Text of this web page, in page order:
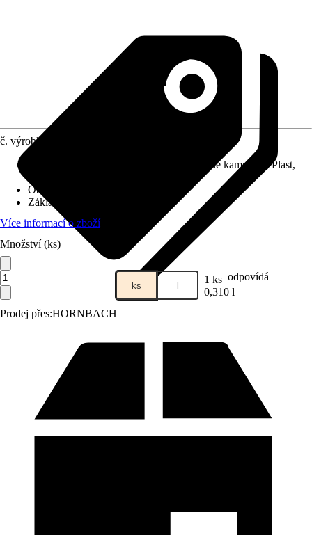
Prodej přes:HORNBACH
č. výrobku
Keramika, Obklady z jemné kameniny, Plast,
Oblast využití
Základní barva
Více informací o zboží
Množství (ks)
ks l 1 ks odpovídá
0,310 l